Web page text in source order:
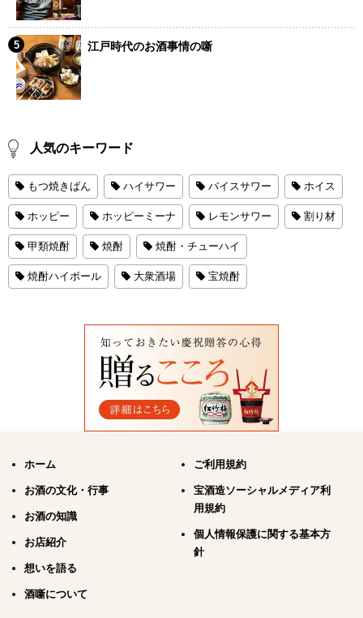
江戸時代のお酒事情の噺
人気のキーワード
もつ焼きばん ハイサワー バイスサワー ホイス
ホッピー ホッピーミーナ レモンサワー 割り材
甲類焼酎 焼酎 焼酎・チューハイ
焼酎ハイボール 大衆酒場 宝焼酎
ホーム
お酒の文化・行事
お酒の知識
お店紹介
想いを語る
酒噺について
ご利用規約
宝酒造ソーシャルメディア利
用規約
個人情報保護に関する基本方
針